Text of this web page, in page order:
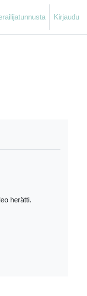
Kirjaudu
herätti.